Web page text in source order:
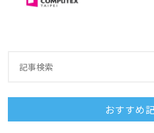
おすすめ